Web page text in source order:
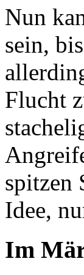
Nun
sein,
Flucht
spitzen
Idee,
Im